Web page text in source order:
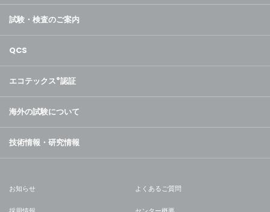
試験・検査のご案内
QCS
エコテックス®認証
海外の試験について
技術情報・研究情報
お知らせ よくあるご質問